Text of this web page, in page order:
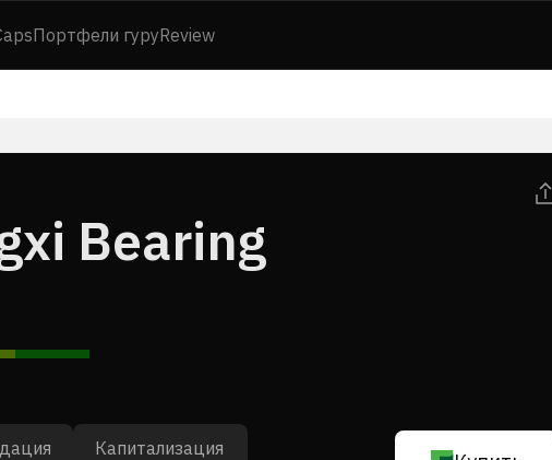
Портфели гуруReview
Bearing
Капитализация